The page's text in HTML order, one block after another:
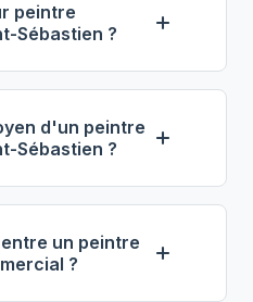
peintre
Sébastien ?
Services
(propriétaire :
distingue comme
: 4.8/5 (40 avis),
équipe de 13
d'un peintre
Sébastien ?
entrepreneurs
facturent
l'heure
un peintre
?